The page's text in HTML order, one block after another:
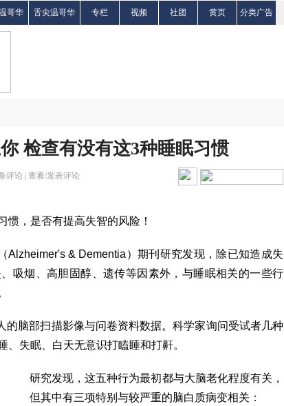
哥华 舌尖温哥华 专栏 视频 社团 黄页 分类广告
检查有没有这3种睡眠习惯
评论 | 查看/发表评论
惯，是否有提高失智的风险！
Alzheimer's & Dementia）期刊研究发现，除已知造成失
吸烟、高胆固醇、遗传等因素外，与睡眠相关的一些行
的脑部扫描影像与问卷资料数据。科学家询问受试者几种
失眠、白天无意识打瞌睡和打鼾。
研究发现，这五种行为最初都与大脑老化程度有关，
但其中有三项特别与较严重的脑白质病变相关：